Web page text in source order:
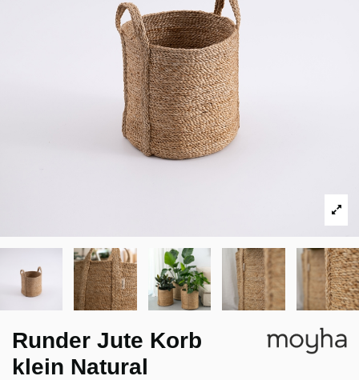
Runder Jute Korb
klein Natural